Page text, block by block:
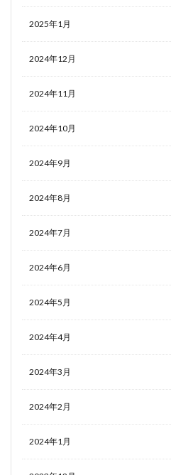
2025年1月
2024年12月
2024年11月
2024年10月
2024年9月
2024年8月
2024年7月
2024年6月
2024年5月
2024年4月
2024年3月
2024年2月
2024年1月